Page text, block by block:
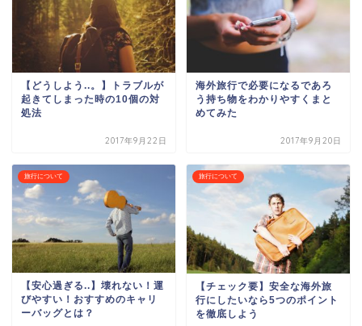
【どうしよう..。】トラブルが
起きてしまった時の10個の対
処法
2017年9月22日
海外旅行で必要になるであろ
う持ち物をわかりやすくまと
めてみた
2017年9月20日
旅行について
【安心過ぎる..】壊れない！運
びやすい！おすすめのキャリ
ーバッグとは？
旅行について
【チェック要】安全な海外旅
行にしたいなら5つのポイント
を徹底しよう